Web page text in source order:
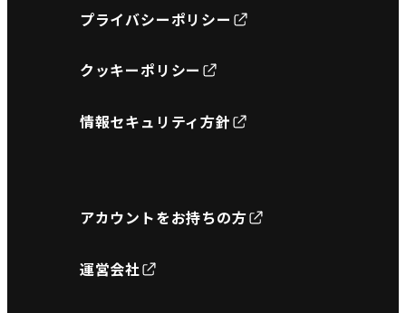
プライバシーポリシー
クッキーポリシー
情報セキュリティ方針
アカウントをお持ちの方
運営会社